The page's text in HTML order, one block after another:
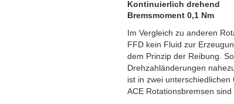
Kontinuierlich drehend
Bremsmoment 0,1 Nm
Im Vergleich zu anderen
FFD kein Fluid zur
dem Prinzip der Reibung.
Drehzahländerungen
ist in zwei
ACE Rotationsbremsen